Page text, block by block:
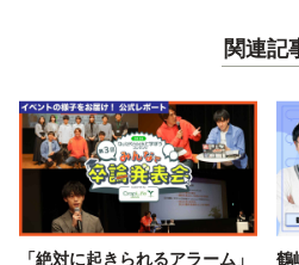
関連記
「絶対に起きられるアラーム」
鶴